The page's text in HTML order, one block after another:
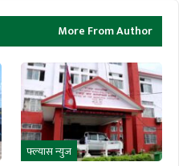
More From Author
फ्ल्यास न्युज